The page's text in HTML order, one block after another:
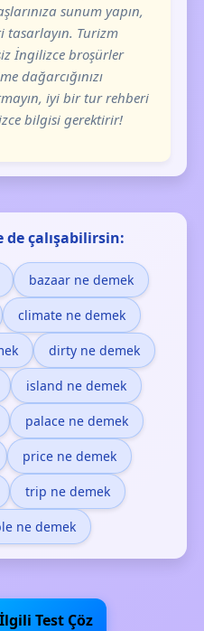
sunum yapın,
tasarlayın. Turizm
İngilizce broşürler
dağarcığınızı
iyi bir tur rehberi
bilgisi gerektirir!
de çalışabilirsin:
bazaar ne demek
climate ne demek
dirty ne demek
island ne demek
palace ne demek
price ne demek
trip ne demek
ne demek
Test Çöz